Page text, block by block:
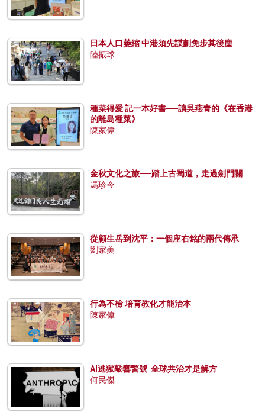
日本人口萎縮 中港須先謀劃免步其後塵
陸振球
種菜得愛 記一本好書──讀吳燕青的《在香港
的離島種菜》
陳家偉
金秋文化之旅──踏上古蜀道，走過劍門關
馮珍今
從顧生岳到沈平：一個座右銘的兩代傳承
劉家美
行為不檢 培育教化才能治本
陳家偉
AI逃獄敲響警號 全球共治才是解方
何民傑